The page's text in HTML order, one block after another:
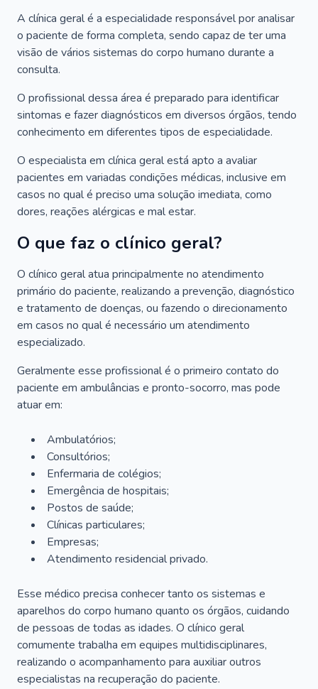
A clínica geral é a especialidade responsável por analisar
o paciente de forma completa, sendo capaz de ter uma
visão de vários sistemas do corpo humano durante a
consulta.
O profissional dessa área é preparado para identificar
sintomas e fazer diagnósticos em diversos órgãos, tendo
conhecimento em diferentes tipos de especialidade.
O especialista em clínica geral está apto a avaliar
pacientes em variadas condições médicas, inclusive em
casos no qual é preciso uma solução imediata, como
dores, reações alérgicas e mal estar.
O que faz o clínico geral?
O clínico geral atua principalmente no atendimento
primário do paciente, realizando a prevenção, diagnóstico
e tratamento de doenças, ou fazendo o direcionamento
em casos no qual é necessário um atendimento
especializado.
Geralmente esse profissional é o primeiro contato do
paciente em ambulâncias e pronto-socorro, mas pode
atuar em:
Ambulatórios;
Consultórios;
Enfermaria de colégios;
Emergência de hospitais;
Postos de saúde;
Clínicas particulares;
Empresas;
Atendimento residencial privado.
Esse médico precisa conhecer tanto os sistemas e
aparelhos do corpo humano quanto os órgãos, cuidando
de pessoas de todas as idades. O clínico geral
comumente trabalha em equipes multidisciplinares,
realizando o acompanhamento para auxiliar outros
especialistas na recuperação do paciente.